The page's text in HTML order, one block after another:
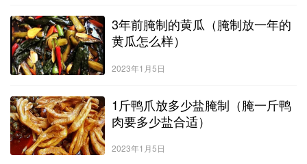
3年前腌制的黄瓜（腌制放一年的
黄瓜怎么样）
2023年1月5日
1斤鸭爪放多少盐腌制（腌一斤鸭
肉要多少盐合适）
2023年1月5日